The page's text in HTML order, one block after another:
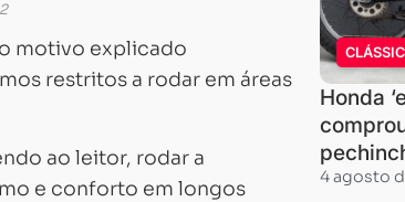
motivo explicado
restritos a rodar em áreas
ao leitor, rodar a
e conforto em longos
Honda
4 agosto